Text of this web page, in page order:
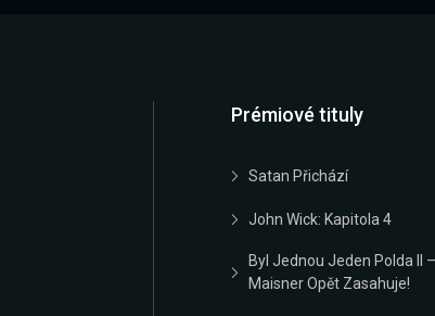
Prémiové tituly
Satan Přichází
John Wick: Kapitola 4
Byl Jednou Jeden Polda II
Maisner Opět Zasahuje!